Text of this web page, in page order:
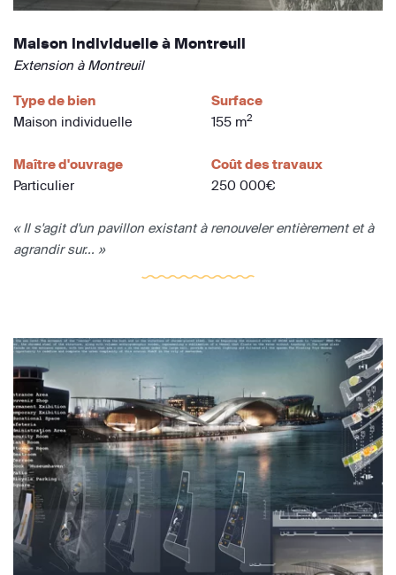
Maison individuelle à Montreuil
Extension à Montreuil
Type de bien
Maison individuelle
Surface
155 m2
Maître d'ouvrage
Particulier
Coût des travaux
250 000€
« Il s'agit d'un pavillon existant à renouveler entièrement et à
agrandir sur... »